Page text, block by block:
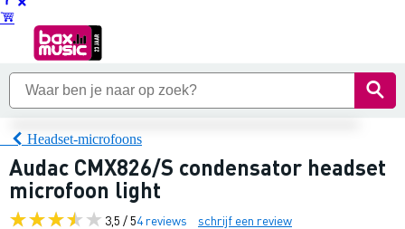
Headset-microfoons
Audac CMX826/S condensator headset
microfoon light
3,5 / 54 reviews schrijf een review